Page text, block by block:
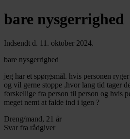
bare nysgerrighed
Indsendt d. 11. oktober 2024.
bare nysgerrighed
jeg har et spørgsmål. hvis personen
og vil gerne stoppe ,hvor lang tid tager
forskellige fra person til person og hvis
meget nemt at falde ind i igen ?
Dreng/mand, 21 år
Svar fra rådgiver